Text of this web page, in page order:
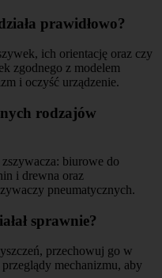
prawidłowo?
ich orientację oraz czy
zgodnego z modelem
i oczyść urządzenie.
rodzajów
biurowe do
i drewna oraz
pneumatycznych.
sprawnie?
przechowuj go w
mechanizmu, aby